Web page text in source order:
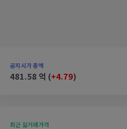
공지시가 총액
481.58 억 (+4.79)
최근 실거래가격